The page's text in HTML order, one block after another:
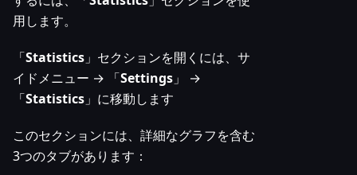
用します。
「Statistics 」セクションを開くには、サ
イドメニュー → 「Settings 」 →
「Statistics 」に移動します
このセクションには、詳細なグラフを含む
3つのタブがあります：